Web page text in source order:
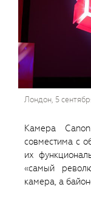
Лондон, 5
Камера
совместима с
их
«самый
камера, а